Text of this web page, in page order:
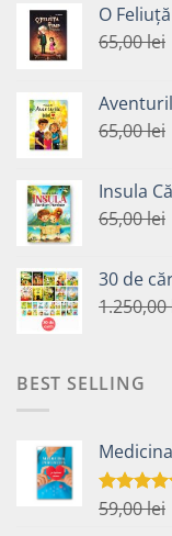
O
65,00lei
65,00lei
Insula
65,00lei
30 de
1.250,00
BEST SELLING
Evaluat la
59,00lei